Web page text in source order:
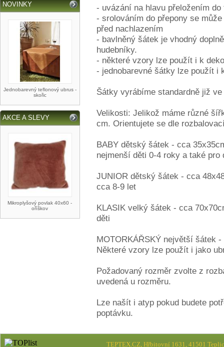
NOVINKY
Jednobarevný teflonový ubrus -
skořic
AKCE A SLEVY
Mikroplyšový povlak 40x60 -
oříškov
- uvázání na hlavu přeložením do
- srolováním do přepony se
před nachlazením
- bavlněný šátek je vhodný
hudebníky.
- některé vzory lze použít i k
- jednobarevné šátky lze použít i
Šátky vyrábíme standardně již
Velikosti: Jelikož máme různé
cm. Orientujete se dle
BABY dětský šátek - cca
nejmenší děti 0-4 roky a také
JUNIOR dětský šátek - cca
cca 8-9 let
KLASIK velký šátek - cca
děti
MOTORKÁŘSKÝ největší šátek
Některé vzory lze použít i jako
Požadovaný rozměr zvolte z
uvedená u rozměru.
Lze našít i atyp pokud budete
poptávku.
TEPTEX.CZ, Hřbitovní 1631, 41501